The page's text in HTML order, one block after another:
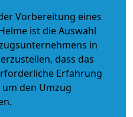
Vorbereitung eines
ist die Auswahl
in
dass das
Erfahrung
den Umzug